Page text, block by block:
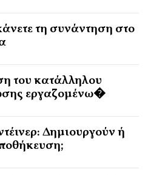
τη συνάντηση στο
του κατάλληλου
εργαζομένω�
Δημιουργούν ή